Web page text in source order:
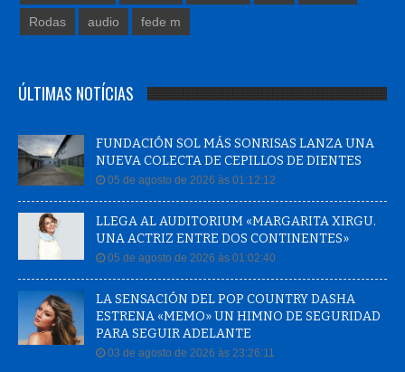
Rodas audio fede m
ÚLTIMAS NOTÍCIAS
FUNDACIÓN SOL MÁS SONRISAS LANZA UNA
NUEVA COLECTA DE CEPILLOS DE DIENTES
05 de agosto de 2026 às 01:12:12
LLEGA AL AUDITORIUM «MARGARITA XIRGU.
UNA ACTRIZ ENTRE DOS CONTINENTES»
05 de agosto de 2026 às 01:02:40
LA SENSACIÓN DEL POP COUNTRY DASHA
ESTRENA «MEMO» UN HIMNO DE SEGURIDAD
PARA SEGUIR ADELANTE
03 de agosto de 2026 às 23:26:11